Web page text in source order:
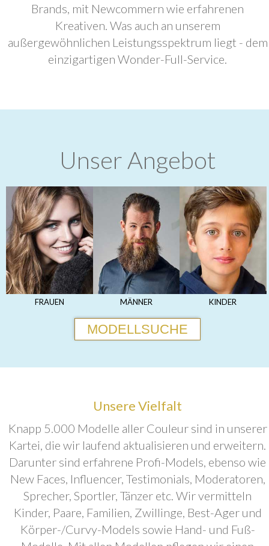
Brands, mit Newcommern wie erfahrenen
Kreativen. Was auch an unserem
außergewöhnlichen Leistungsspektrum liegt - dem
einzigartigen Wonder-Full-Service.
Unser Angebot
FRAUEN MÄNNER KINDER
MODELLSUCHE
Unsere Vielfalt
Knapp 5.000 Modelle aller Couleur sind in unserer
Kartei, die wir laufend aktualisieren und erweitern.
Darunter sind erfahrene Profi-Models, ebenso wie
New Faces, Influencer, Testimonials, Moderatoren,
Sprecher, Sportler, Tänzer etc. Wir vermitteln
Kinder, Paare, Familien, Zwillinge, Best-Ager und
Körper-/Curvy-Models sowie Hand- und Fuß-